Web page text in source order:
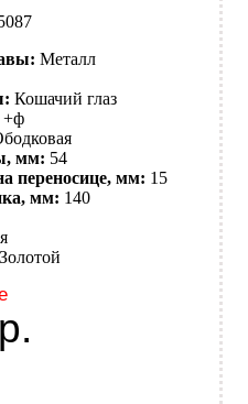
Металл
Кошачий глаз
+ф
мм: 54
переносице, мм: 15
мм: 140
Золотой
р.